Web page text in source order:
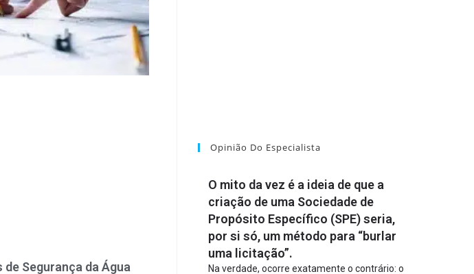
de Segurança da Água
Opinião Do Especialista
O mito da vez é a ideia de que a
criação de uma Sociedade de
Propósito Específico (SPE) seria,
por si só, um método para “burlar
uma licitação”.
Na verdade, ocorre exatamente o contrário: o